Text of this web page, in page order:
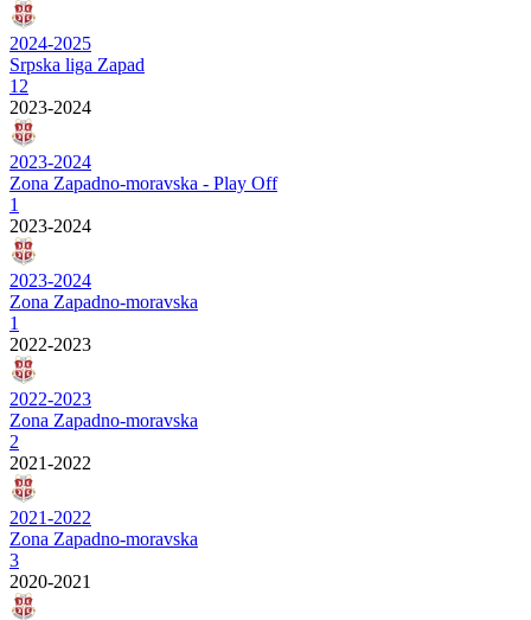
2024-2025
Srpska liga Zapad
12
2023-2024
2023-2024
Zona Zapadno-moravska - Play Off
1
2023-2024
2023-2024
Zona Zapadno-moravska
1
2022-2023
2022-2023
Zona Zapadno-moravska
2
2021-2022
2021-2022
Zona Zapadno-moravska
3
2020-2021